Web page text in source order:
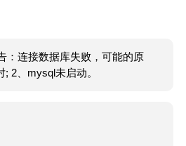
：连接数据库失败，可能的原
2、mysql未启动。